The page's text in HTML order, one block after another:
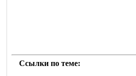
Ссылки по теме: